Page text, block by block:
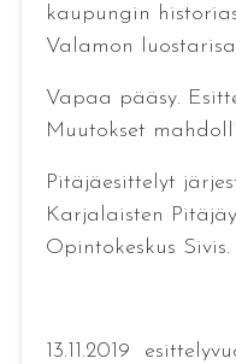
kaupungin
Valamon
Vapaa pääsy.
Muutokset
Pitäjäesittelyt
Karjalaisten
Opintokeskus Sivis.
13.11.2019